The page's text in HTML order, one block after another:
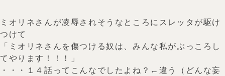
ミオリネさんが凌辱されそうなところにスレッタが駆け
つけて
「ミオリネさんを傷つける奴は、みんな私がぶっころし
てやります！！！」
・・・１４話ってこんなでしたよね？←違う（どんな妄